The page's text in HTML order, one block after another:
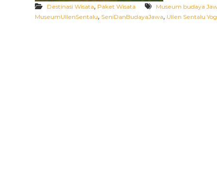
0
2
Destinasi Wisata, Paket Wisata Museum budaya
MuseumUllenSentalu, SeniDanBudayaJawa, Ullen Sentalu